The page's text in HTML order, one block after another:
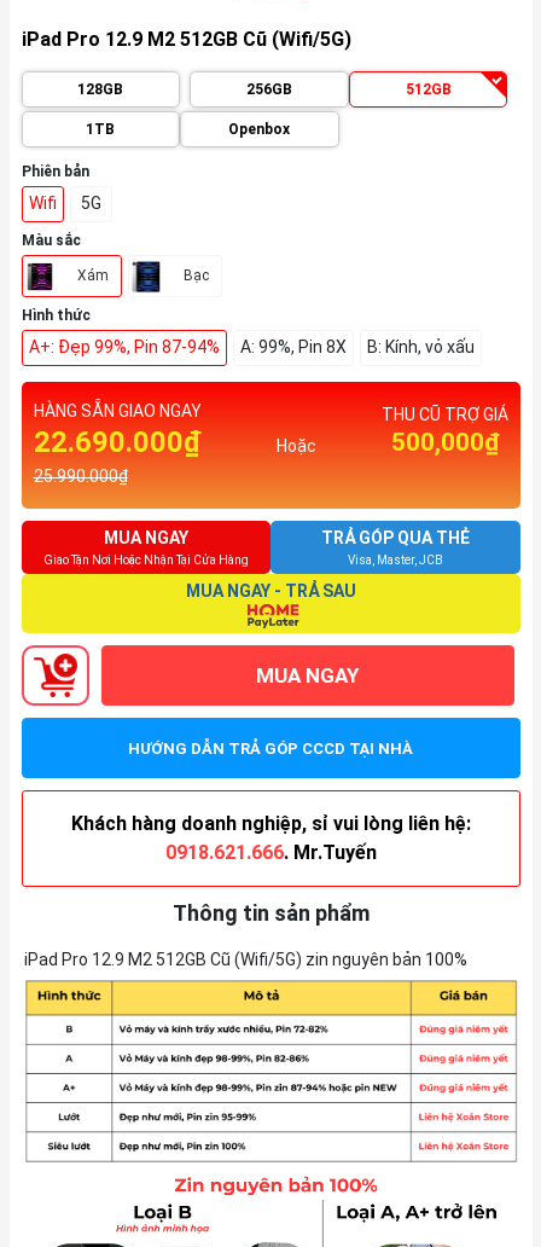
iPad Pro 12.9 M2 512GB Cũ (Wifi/5G)
128GB 256GB 512GB
1TB Openbox
Phiên bản
Wifi 5G
Màu sắc
Xám Bạc
Hình thức
A+: Đẹp 99%, Pin 87-94% A: 99%, Pin 8X B: Kính, vỏ xấu
HÀNG SẴN GIAO NGAY
22.690.000₫
25.990.000₫
Hoặc
THU CŨ TRỢ GIÁ
500,000₫
MUA NGAY
Giao Tận Nơi Hoặc Nhận Tại Cửa Hàng
TRẢ GÓP QUA THẺ
Visa, Master, JCB
MUA NGAY - TRẢ SAU
MUA NGAY
HƯỚNG DẪN TRẢ GÓP CCCD TẠI NHÀ
Khách hàng doanh nghiệp, sỉ vui lòng liên hệ:
0918.621.666. Mr.Tuyến
Thông tin sản phẩm
iPad Pro 12.9 M2 512GB Cũ (Wifi/5G) zin nguyên bản 100%